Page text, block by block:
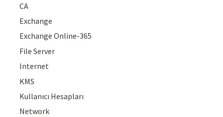
CA
Exchange
Exchange Online-365
File Server
Internet
KMS
Kullanıcı Hesapları
Network